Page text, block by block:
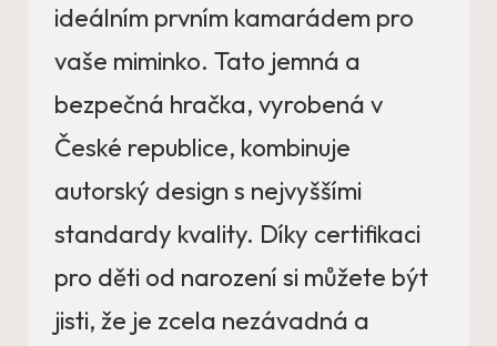
ideálním prvním kamarádem pro
vaše miminko. Tato jemná a
bezpečná hračka, vyrobená v
České republice, kombinuje
autorský design s nejvyššími
standardy kvality. Díky certifikaci
pro děti od narození si můžete být
jisti, že je zcela nezávadná a